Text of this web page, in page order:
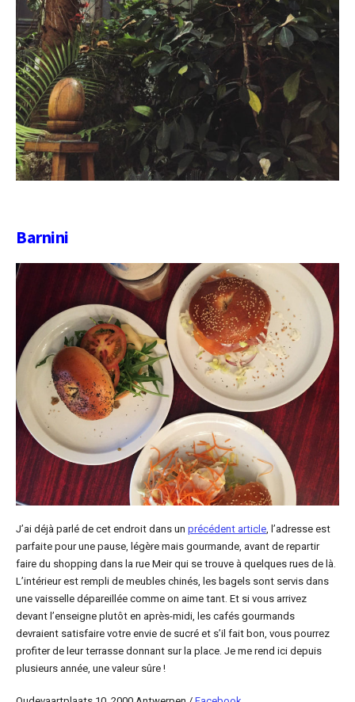
Barnini
J’ai déjà parlé de cet endroit dans un précédent article, l’adresse est
parfaite pour une pause, légère mais gourmande, avant de repartir
faire du shopping dans la rue Meir qui se trouve à quelques rues de là.
L’intérieur est rempli de meubles chinés, les bagels sont servis dans
une vaisselle dépareillée comme on aime tant. Et si vous arrivez
devant l’enseigne plutôt en après-midi, les cafés gourmands
devraient satisfaire votre envie de sucré et s’il fait bon, vous pourrez
profiter de leur terrasse donnant sur la place. Je me rend ici depuis
plusieurs année, une valeur sûre !